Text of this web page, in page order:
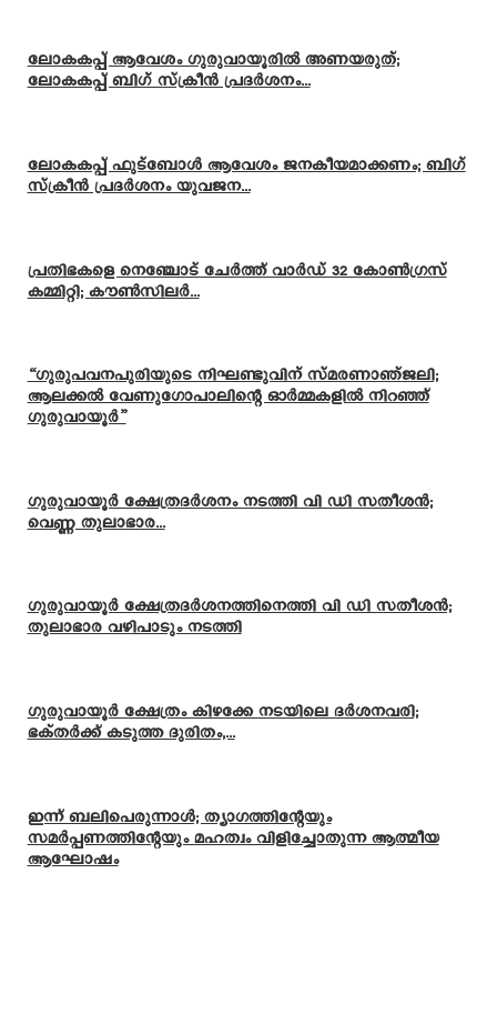
ലോകകപ്പ് ആവേശം ഗുരുവായൂരിൽ അണയരുത്;
ലോകകപ്പ് ബിഗ് സ്ക്രീൻ പ്രദർശനം...
ലോകകപ്പ് ഫുട്ബോൾ ആവേശം ജനകീയമാക്കണം; ബിഗ്
സ്ക്രീൻ പ്രദർശനം യുവജന...
പ്രതിഭകളെ നെഞ്ചോട് ചേർത്ത് വാർഡ് 32 കോൺഗ്രസ്
കമ്മിറ്റി; കൗൺസിലർ...
“ഗുരുപവനപുരിയുടെ നിഘണ്ടുവിന് സ്മരണാഞ്ജലി;
ആലക്കൽ വേണുഗോപാലിന്റെ ഓർമ്മകളിൽ നിറഞ്ഞ്
ഗുരുവായൂർ”
ഗുരുവായൂർ ക്ഷേത്രദർശനം നടത്തി വി ഡി സതീശൻ;
വെണ്ണ തുലാഭാര...
ഗുരുവായൂർ ക്ഷേത്രദർശനത്തിനെത്തി വി ഡി സതീശൻ;
തുലാഭാര വഴിപാടും നടത്തി
ഗുരുവായൂർ ക്ഷേത്രം കിഴക്കേ നടയിലെ ദർശനവരി;
ഭക്തർക്ക് കടുത്ത ദുരിതം,...
ഇന്ന് ബലിപെരുന്നാള്‍; ത്യാഗത്തിന്റേയും
സമര്‍പ്പണത്തിന്റേയും മഹത്വം വിളിച്ചോതുന്ന ആത്മീയ
ആഘോഷം